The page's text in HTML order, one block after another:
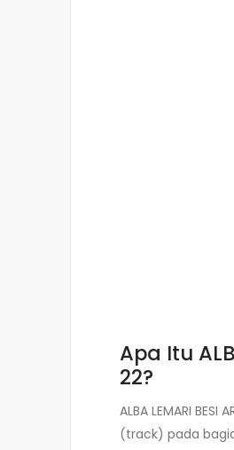
Apa Itu
22?
ALBA LEMARI
(track) pada